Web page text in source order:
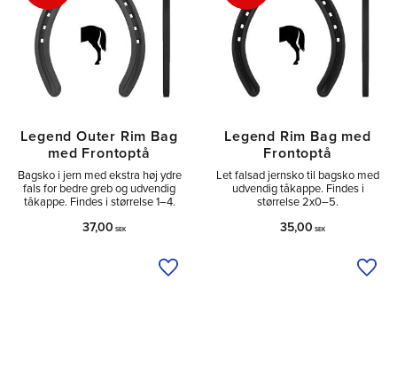
Legend Outer Rim Bag
med Frontoptå
Bagsko i jern med ekstra høj ydre
fals for bedre greb og udvendig
tåkappe. Findes i størrelse 1–4.
37,00 SEK
Tilføj til ønskeliste
Legend Rim Bag med
Frontoptå
Let falsad jernsko til bagsko med
udvendig tåkappe. Findes i
størrelse 2x0–5.
35,00 SEK